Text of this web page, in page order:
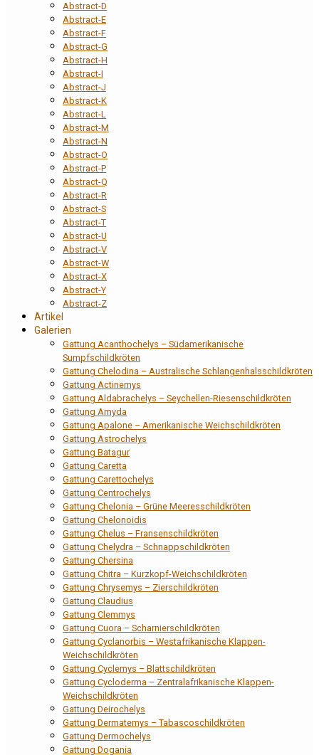
Abstract-D
Abstract-E
Abstract-F
Abstract-G
Abstract-H
Abstract-I
Abstract-J
Abstract-K
Abstract-L
Abstract-M
Abstract-N
Abstract-O
Abstract-P
Abstract-Q
Abstract-R
Abstract-S
Abstract-T
Abstract-U
Abstract-V
Abstract-W
Abstract-X
Abstract-Y
Abstract-Z
Artikel
Galerien
Gattung Acanthochelys – Südamerikanische
Sumpfschildkröten
Gattung Chelodina – Australische Schlangenhalsschildkröten
Gattung Actinemys
Gattung Aldabrachelys – Seychellen-Riesenschildkröten
Gattung Amyda
Gattung Apalone – Amerikanische Weichschildkröten
Gattung Astrochelys
Gattung Batagur
Gattung Caretta
Gattung Carettochelys
Gattung Centrochelys
Gattung Chelonia – Grüne Meeresschildkröten
Gattung Chelonoidis
Gattung Chelus – Fransenschildkröten
Gattung Chelydra – Schnappschildkröten
Gattung Chersina
Gattung Chitra – Kurzkopf-Weichschildkröten
Gattung Chrysemys – Zierschildkröten
Gattung Claudius
Gattung Clemmys
Gattung Cuora – Scharnierschildkröten
Gattung Cyclanorbis – Westafrikanische Klappen-
Weichschildkröten
Gattung Cyclemys – Blattschildkröten
Gattung Cycloderma – Zentralafrikanische Klappen-
Weichschildkröten
Gattung Deirochelys
Gattung Dermatemys – Tabascoschildkröten
Gattung Dermochelys
Gattung Dogania